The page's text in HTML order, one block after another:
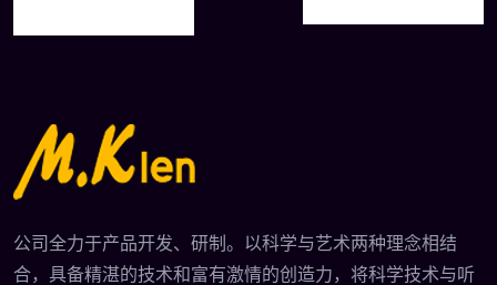
公司全力于产品开发、研制。以科学与艺术两种理念相结
合，具备精湛的技术和富有激情的创造力，将科学技术与听